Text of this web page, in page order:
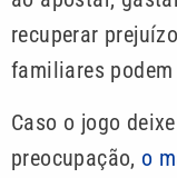
recuperar
familiares
Caso o jogo
preocupação, o